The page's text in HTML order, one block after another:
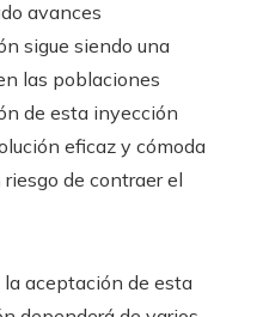
avances
sigue siendo una
las poblaciones
de esta inyección
eficaz y cómoda
de contraer el
aceptación de esta